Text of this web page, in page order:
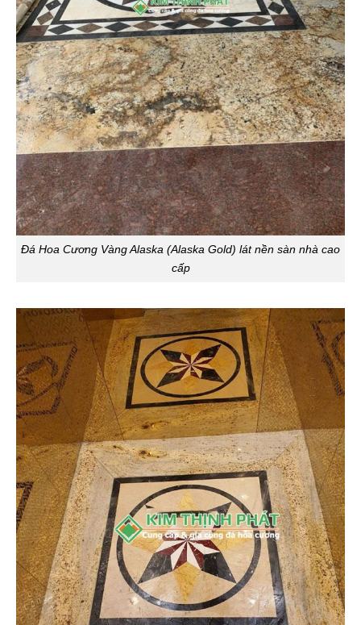
Đá Hoa Cương Vàng Alaska (Alaska Gold) lát nền sàn nhà cao
cấp